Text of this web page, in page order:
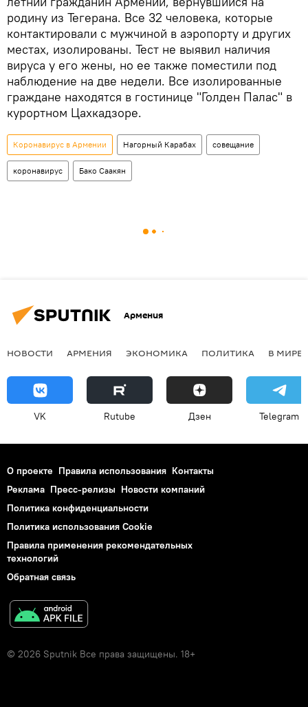
родину из Тегерана. Все 32 человека, которые
контактировали с мужчиной в аэропорту и других
местах, изолированы. Тест не выявил наличия
вируса у его жены, но ее также поместили под
наблюдение на две недели. Все изолированные
граждане находятся в гостинице "Голден Палас" в
курортном Цахкадзоре.
Коронавирус в Армении Нагорный Карабах совещание
коронавирус Бако Саакян
Армения
НОВОСТИ АРМЕНИЯ ЭКОНОМИКА ПОЛИТИКА В МИРЕ
VK Rutube Дзен Telegram
О проекте Правила использования Контакты
Реклама Пресс-релизы Новости компаний
Политика конфиденциальности
Политика использования Cookie
Правила применения рекомендательных
технологий
Обратная связь
© 2026 Sputnik Все права защищены. 18+